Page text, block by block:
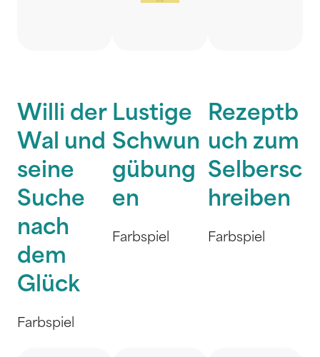
Willi der
Wal und
seine
Suche
nach
dem
Glück
Farbspiel
Lustige
Schwun
gübung
en
Farbspiel
Rezeptb
uch zum
Selbersc
hreiben
Farbspiel